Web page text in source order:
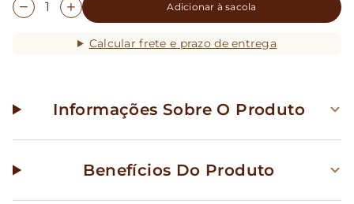
Adicionar à sacola
Calcular frete e prazo de entrega
Informações Sobre O Produto
Benefícios Do Produto